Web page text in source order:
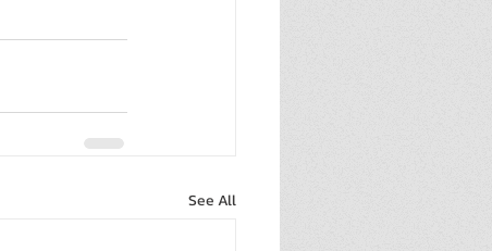
See All